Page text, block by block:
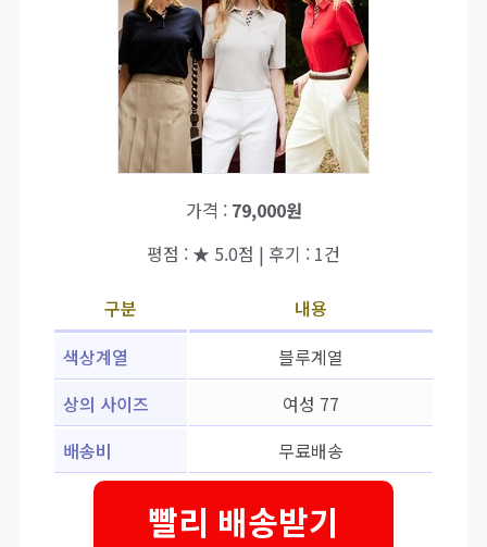
가격 : 79,000원
평점 : ★ 5.0점 | 후기 : 1건
구분
내용
색상계열
블루계열
상의 사이즈
여성 77
배송비
무료배송
빨리 배송받기